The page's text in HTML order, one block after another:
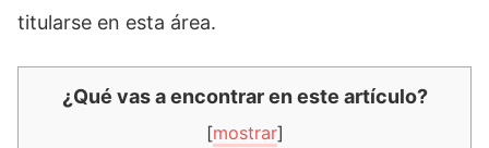
titularse en esta área.
¿Qué vas a encontrar en este artículo?
[mostrar]